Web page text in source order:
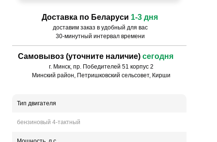
Тип двигателя
бензиновый 4-тактный
г. Минск, пр. Победителей 51 корпус 2
Минский район, Петришковский сельсовет, Кирши
Самовывоз (уточните наличие) сегодня
доставим заказ в удобный для вас
30-минутный интервал времени
Доставка по Беларуси 1-3 дня